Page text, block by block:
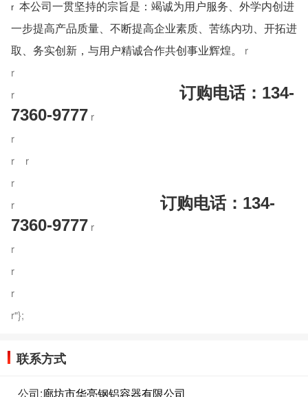
r本公司一贯坚持的宗旨是：竭诚为用户服务、外学内创进
一步提高产品质量、不断提高企业素质、苦练内功、开拓进
取、务实创新，与用户精诚合作共创事业辉煌。
r
r
r
订购电话： 134-
7360-9777 r
r
r
r
r
r
订购电话： 134-
7360-9777 r
r
r
r
r"};
联系方式
公司:廊坊市华亮钢铝容器有限公司